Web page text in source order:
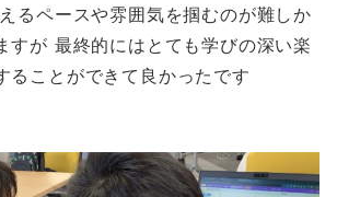
るペースや雰囲気を掴むのが難しか
すが 最終的にはとても学びの深い楽
ることができて良かったです